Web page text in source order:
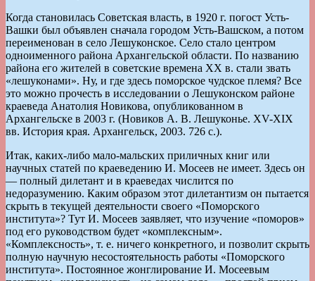
Когда становилась Советская власть, в 1920 г. погост Усть-
Вашки был объявлен сначала городом Усть-Вашском, а потом
переименован в село Лешуконское. Село стало центром
одноименного района Архангельской области. По названию
района его жителей в советские времена ХХ в. стали звать
«лешуконами». Ну, и где здесь поморское чудское племя? Все
это можно прочесть в исследовании о Лешуконском районе
краеведа Анатолия Новикова, опубликованном в
Архангельске в 2003 г. (Новиков А. В. Лешуконье. ХV-ХIХ
вв. История края. Архангельск, 2003. 726 с.).
Итак, каких-либо мало-мальских приличных книг или
научных статей по краеведению И. Мосеев не имеет. Здесь он
— полный дилетант и в краеведах числится по
недоразумению. Каким образом этот дилетантизм он пытается
скрыть в текущей деятельности своего «Поморского
института»? Тут И. Мосеев заявляет, что изучение «поморов»
под его руководством будет «комплексным».
«Комплексность», т. е. ничего конкретного, и позволит скрыть
полную научную несостоятельность работы «Поморского
института». Постоянное жонглирование И. Мосеевым